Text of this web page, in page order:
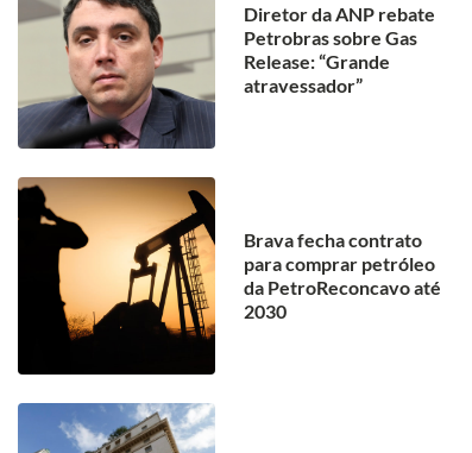
Diretor da ANP rebate
Petrobras sobre Gas
Release: “Grande
atravessador”
Brava fecha contrato
para comprar petróleo
da PetroReconcavo até
2030